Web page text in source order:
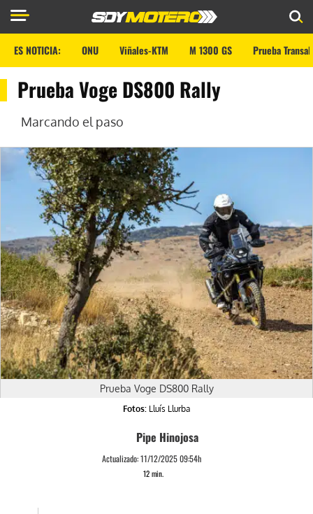
ES NOTICIA: ONU Viñales-KTM M 1300 GS Prueba
Prueba Voge DS800 Rally
Marcando el paso
Prueba Voge DS800 Rally
Fotos: Lluís Llurba
Pipe Hinojosa
Actualizado:11/12/2025 09:54h
12min.